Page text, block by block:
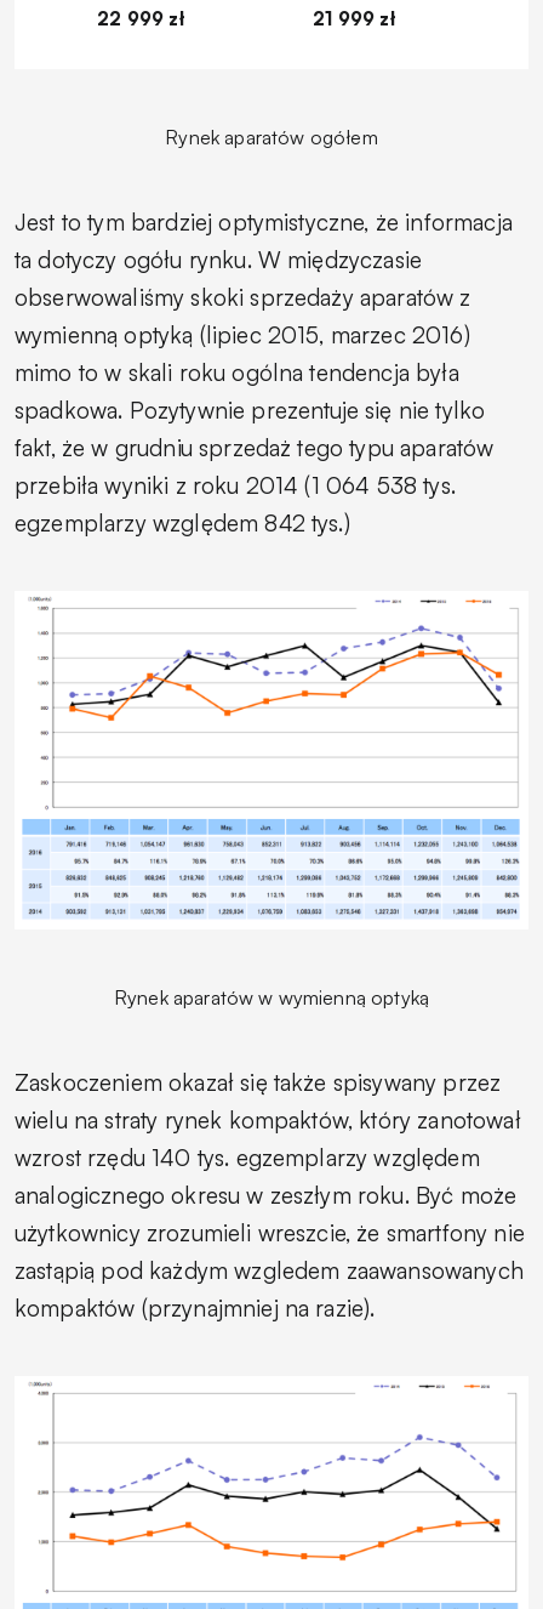
22 999 zł
21 999 zł
Rynek aparatów ogółem
Jest to tym bardziej optymistyczne, że informacja
ta dotyczy ogółu rynku. W międzyczasie
obserwowaliśmy skoki sprzedaży aparatów z
wymienną optyką (lipiec 2015, marzec 2016)
mimo to w skali roku ogólna tendencja była
spadkowa. Pozytywnie prezentuje się nie tylko
fakt, że w grudniu sprzedaż tego typu aparatów
przebiła wyniki z roku 2014 (1 064 538 tys.
egzemplarzy względem 842 tys.)
Rynek aparatów w wymienną optyką
Zaskoczeniem okazał się także spisywany przez
wielu na straty rynek kompaktów, który zanotował
wzrost rzędu 140 tys. egzemplarzy względem
analogicznego okresu w zeszłym roku. Być może
użytkownicy zrozumieli wreszcie, że smartfony nie
zastąpią pod każdym wzgledem zaawansowanych
kompaktów (przynajmniej na razie).